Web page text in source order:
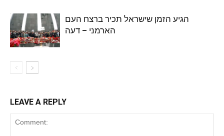
הגיע הזמן שישראל תכיר ברצח העם
הארמני – דעה
LEAVE A REPLY